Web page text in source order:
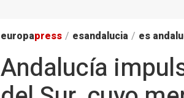
europapress / esandalucia / es
Andalucía